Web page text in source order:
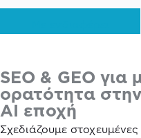
SEO & GEO για
ορατότητα
AI εποχή
Σχεδιάζουμε στοχευμένες